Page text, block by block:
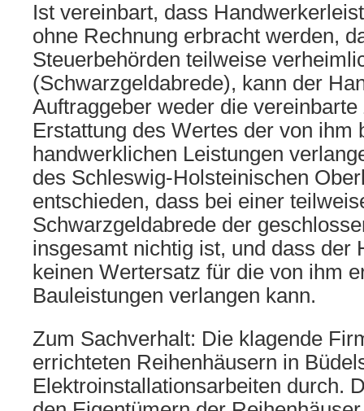
Ist vereinbart, dass
ohne Rechnung erbracht werden,
Steuerbehörden teilweise
(Schwarzgeldabrede), kann der
Auftraggeber weder die
Erstattung des Wertes der von ihm
handwerklichen Leistungen
des Schleswig-Holsteinischen
entschieden, dass bei einer
Schwarzgeldabrede der
insgesamt nichtig ist, und dass der
keinen Wertersatz für die von ihm
Bauleistungen verlangen kann.
Zum Sachverhalt: Die klagende
errichteten Reihenhäusern in
Elektroinstallationsarbeiten durch.